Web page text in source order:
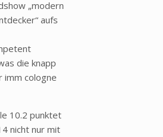
„modern
aufs
die knapp
imm cologne
10.2 punktet
nicht nur mit